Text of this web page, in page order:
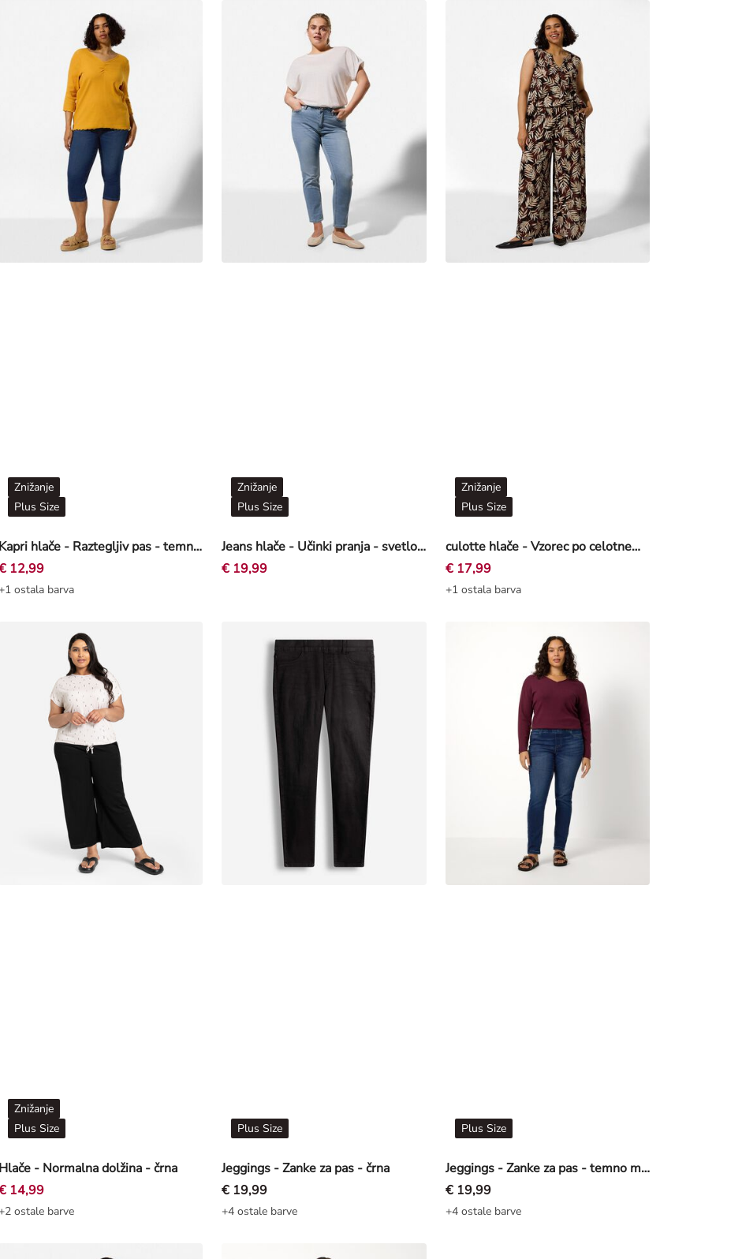
Kapri hlače - Raztegljiv pas - temno modra
Znižanje
Plus Size
12,99
+1 ostala barva
Jeans hlače - Učinki pranja - svetlo modra
Znižanje
Plus Size
€ 19,99
culotte hlače - Vzorec po celotnem oblačilu - rjava
Znižanje
Plus Size
€ 17,99
+1 ostala barva
Hlače - Normalna dolžina - črna
Znižanje
Plus Size
14,99
+2 ostale barve
Jeggings - Zanke za pas - črna
Plus Size
€ 19,99
+4 ostale barve
Jeggings - Zanke za pas - temno modra
Plus Size
€ 19,99
+4 ostale barve